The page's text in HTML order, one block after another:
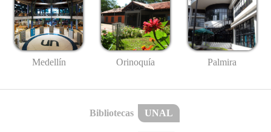
Medellín Orinoquía Palmira
Bibliotecas UNAL